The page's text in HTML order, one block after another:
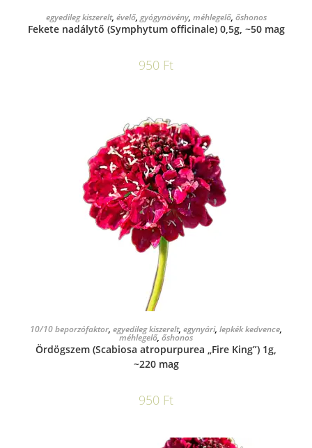
KOSÁRBA TESZEM
egyedileg kiszerelt, évelő, gyógynövény, méhlegelő, őshonos
Fekete nadálytő (Symphytum officinale) 0,5g, ~50 mag
950 Ft
KOSÁRBA TESZEM
10/10 beporzófaktor, egyedileg kiszerelt, egynyári, lepkék kedvence,
méhlegelő, őshonos
Ördögszem (Scabiosa atropurpurea „Fire King”) 1g,
~220 mag
950 Ft